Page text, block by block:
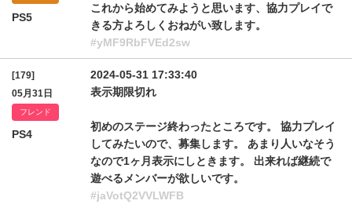
PS5
これから始めてみようと思います、協力プレイで
きる方よろしくおねがい致します。
#yMF9RbFVEd2sw
[179]
05月31日
フレンド
PS4
2024-05-31 17:33:40
表示期限切れ
初めのステージ終わったところです。 協力プレイ
してみたいので、募集します。 あまり人いなそう
なので1ヶ月表示にしときます。 出来れば継続で
遊べるメンバーが欲しいです。
#jaVotQ2VVLWFB